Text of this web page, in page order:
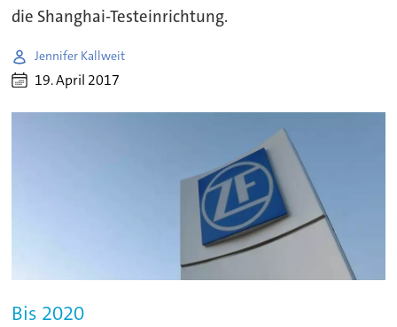
die Shanghai-Testeinrichtung.
Jennifer Kallweit
19. April 2017
Bis 2020